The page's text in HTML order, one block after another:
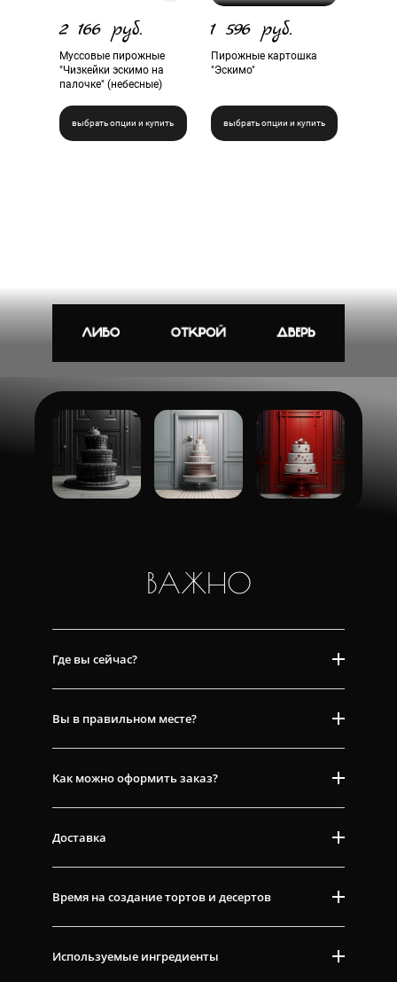
2 166 руб.
Муссовые пирожные
"Чизкейки эскимо на
палочке" (небесные)
выбрать опции и купить
1 596 руб.
Пирожные картошка
"Эскимо"
выбрать опции и купить
ВАЖНО
Где вы сейчас?
Вы в правильном месте?
Как можно оформить заказ?
Доставка
Время на создание тортов и десертов
Используемые ингредиенты